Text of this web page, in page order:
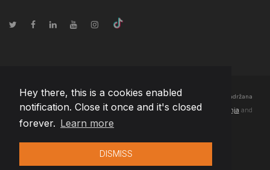
Hey there, this is a cookies enabled
notification. Close it once and it's closed
forever. Learn more
DISMISS
© Autorska prava 2026 Team Extension Bosnia Herzegovina - Sva prava zadržana
Changelog● Korišćenjem ove stranice slažete se sa našimPravila korištenja and
Politika privatnosti